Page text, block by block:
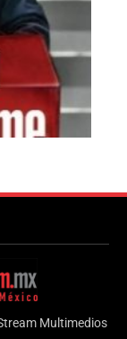
Multimedios